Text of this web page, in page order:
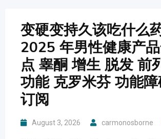
变硬变持久该吃什么
2025 年男性健康产
点 睾酮 增生 脱发 前
功能 克罗米芬 功能
订阅
August 3, 2026 carmonosborne